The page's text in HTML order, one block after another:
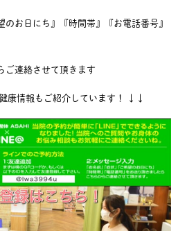
のお日にち』『時間帯』『お電話番号』
ご連絡させて頂きます
康情報もご紹介しています！ ↓↓